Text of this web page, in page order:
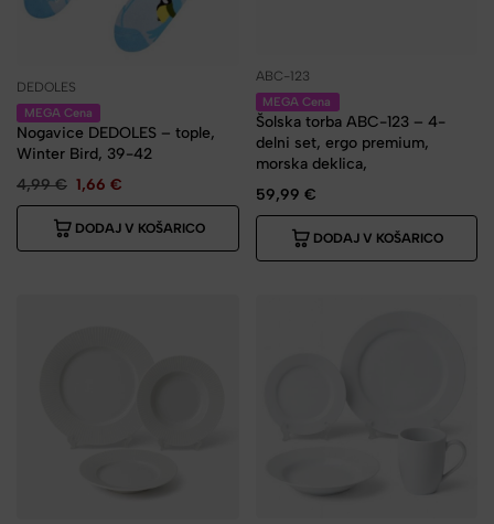
DEDOLES
MEGA Cena
Nogavice DEDOLES – tople,
Winter Bird, 39-42
4,99€ 1,66 €
DODAJ V KOŠARICO
ABC-123
MEGA Cena
Šolska torba ABC-123 – 4-
delni set, ergo premium,
morska deklica,
59,99 €
DODAJ V KOŠARICO